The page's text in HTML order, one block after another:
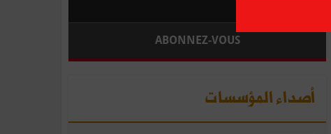
ABONNEZ-VOUS
أصداء المؤسسات